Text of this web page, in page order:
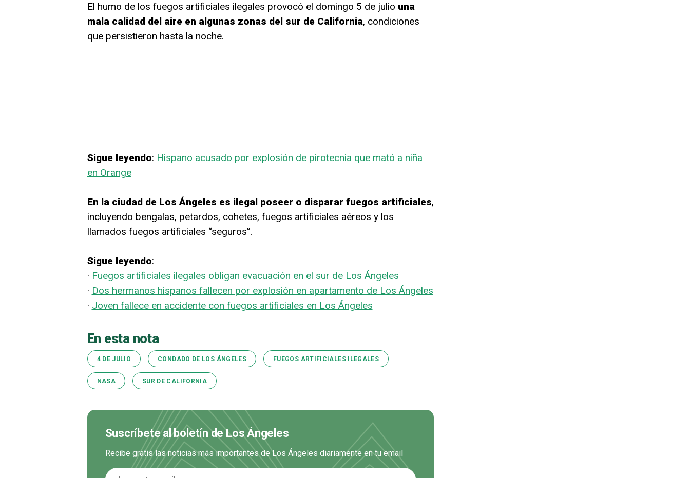
El humo de los fuegos artificiales ilegales provocó el domingo 5 de julio una
mala calidad del aire en algunas zonas del sur de California, condiciones
que persistieron hasta la noche.
Sigue leyendo: Hispano acusado por explosión de pirotecnia que mató a niña
en Orange
En la ciudad de Los Ángeles es ilegal poseer o disparar fuegos artificiales,
incluyendo bengalas, petardos, cohetes, fuegos artificiales aéreos y los
llamados fuegos artificiales “seguros”.
Sigue leyendo:
· Fuegos artificiales ilegales obligan evacuación en el sur de Los Ángeles
· Dos hermanos hispanos fallecen por explosión en apartamento de Los Ángeles
· Joven fallece en accidente con fuegos artificiales en Los Ángeles
En esta nota
4 DE JULIO CONDADO DE LOS ÁNGELES FUEGOS ARTIFICIALES ILEGALES
NASA SUR DE CALIFORNIA
Suscríbete al boletín de Los Ángeles
Recibe gratis las noticias más importantes de Los Ángeles diariamente en tu email